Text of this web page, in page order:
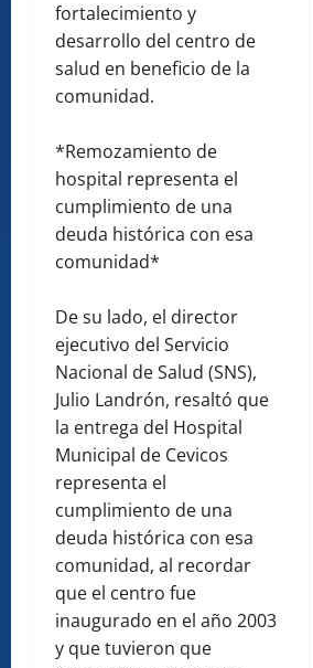
fortalecimiento y
desarrollo del centro de
salud en beneficio de la
comunidad.
*Remozamiento de
hospital representa el
cumplimiento de una
deuda histórica con esa
comunidad*
De su lado, el director
ejecutivo del Servicio
Nacional de Salud (SNS),
Julio Landrón, resaltó que
la entrega del Hospital
Municipal de Cevicos
representa el
cumplimiento de una
deuda histórica con esa
comunidad, al recordar
que el centro fue
inaugurado en el año 2003
y que tuvieron que